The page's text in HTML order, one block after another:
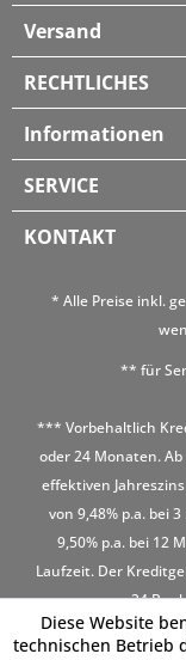
Versand
RECHTLICHES
Informationen
SERVICE
KONTAKT
* Alle Preise inkl.
** für
*** Vorbehaltlich
oder 24 Monaten.
effektiven
von 9,48% p.a. bei
9,50% p.a. bei 12
Laufzeit. Der
24
Diese Website
technischen Betrieb